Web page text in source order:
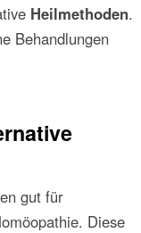
Heilmethoden.
Behandlungen
gut für
Diese